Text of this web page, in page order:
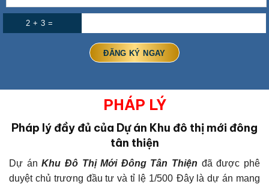
2 + 3 =
PHÁP LÝ
Pháp lý đầy đủ của Dự án Khu đô thị mới đông
tân thiện
Dự ánKhu Đô Thị Mới Đông Tân Thiện đã được phê
duyệt chủ trương đầu tư và tỉ lệ 1/500 Đây là dự án mang